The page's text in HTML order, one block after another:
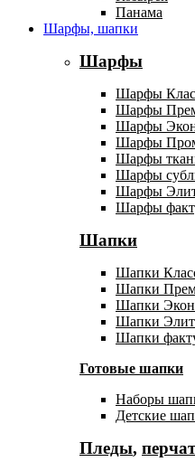
Панама
Шарфы, шапки
Шарфы
Шарфы
Шарфы
Шарфы
Шарфы
Шарфы
Шарфы
Шарфы
Шарфы
Шапки
Шапки
Шапки
Шапки
Шапки Элит
Шапки
Готовые шапки
Наборы
Детские
Пледы,